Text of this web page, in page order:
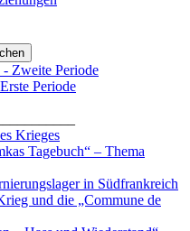
Zweite Periode
Periode
Krieges
Tagebuch“ – Thema
in Südfrankreich
und die „Commune de